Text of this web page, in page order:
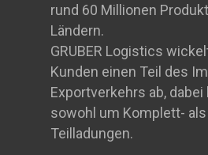
rund 60 Millionen
Ländern.
GRUBER Logistics
Kunden einen Teil des
Exportverkehrs ab,
sowohl um Komplett-
Teilladungen.